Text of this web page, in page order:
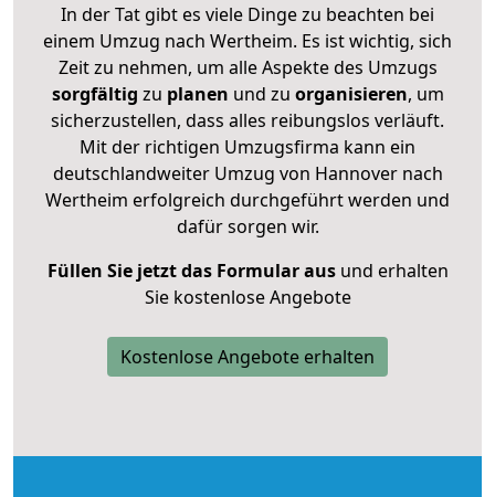
In der Tat gibt es viele Dinge zu beachten bei
einem Umzug nach Wertheim. Es ist wichtig, sich
Zeit zu nehmen, um alle Aspekte des Umzugs
sorgfältig zu planen und zu organisieren, um
sicherzustellen, dass alles reibungslos verläuft.
Mit der richtigen Umzugsfirma kann ein
deutschlandweiter Umzug von Hannover nach
Wertheim erfolgreich durchgeführt werden und
dafür sorgen wir.
Füllen Sie jetzt das Formular ausund erhalten
Sie kostenlose Angebote
Kostenlose Angebote erhalten